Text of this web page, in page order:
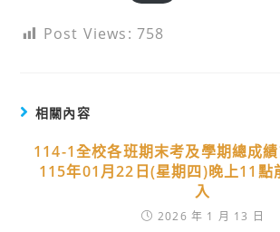
Post Views: 758
相關內容
114-1全校各班期末考及學期總成
115年01月22日(星期四)晚上11點
入
2026 年 1 月 13 日